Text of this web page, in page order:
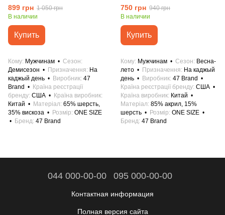
899 грн 1 050 грн
В наличии
Купить
Кому Мужчинам
Сезон
Демисезон
Призначення На
каджый день
Виробник 47
Brand
Країна реєстрації
бренду США
Країна виробник
Китай
Матеріал 65% шерсть,
35% вискоза
Розмір ONE SIZE
Бренд 47 Brand
750 грн 940 грн
В наличии
Купить
Кому Мужчинам Сезон Весна-
лето
Призначення На каджый
день
Виробник 47 Brand
Країна реєстрації бренду США
Країна виробник Китай
Матеріал 85% акрил, 15%
шерсть
Розмір ONE SIZE
Бренд 47 Brand
044 000-00-00 095 000-00-00
Контактная информация
Полная версия сайта